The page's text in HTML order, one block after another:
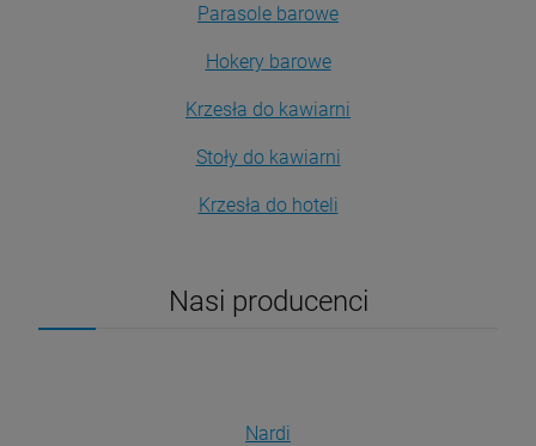
Parasole barowe
Hokery barowe
Krzesła do kawiarni
Stoły do kawiarni
Krzesła do hoteli
Nasi producenci
Nardi